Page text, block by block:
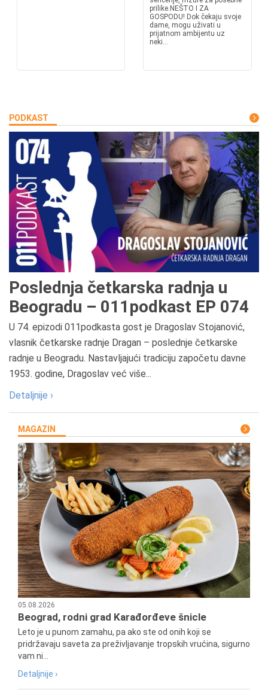
prilike.NEŠTO I ZA
GOSPODU! Dok čekaju svoje
dame, mogu uživati u
prijatnom ambijentu uz
neki...
PODKAST
Poslednja četkarska radnja u
Beogradu – 011podkast EP 074
U 74. epizodi 011podkasta gost je Dragoslav Stojanović,
vlasnik četkarske radnje Dragan – poslednje četkarske
radnje u Beogradu. Nastavljajući tradiciju započetu davne
1953. godine, Dragoslav već više...
Detaljnije ›
MAGAZIN
05.08.2026
Beograd, rodni grad Karađorđeve šnicle
Leto je u punom zamahu, pa ako ste od onih koji se
pridržavaju saveta za preživljavanje tropskih vrućina, sigurno
vam ni...
Detaljnije ›